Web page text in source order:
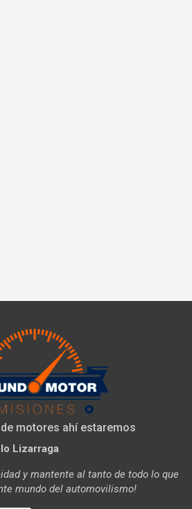
motores ahí estaremos
Lizarraga
y mantente al tanto de todo lo que
mundo del automovilismo!